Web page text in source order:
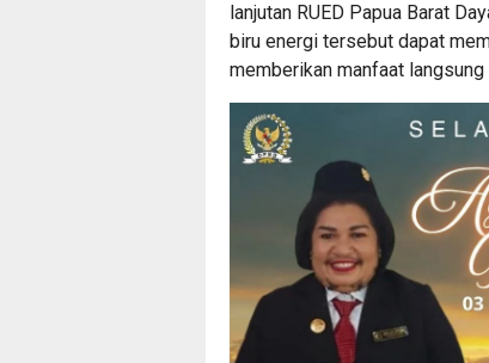
lanjutan RUED Papua Barat
biru energi tersebut dapat
memberikan manfaat